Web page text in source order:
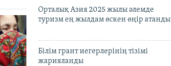
Орталық Азия 2025 жылы әлемде
туризм ең жылдам өскен өңір атанды
Білім грант иегерлерінің тізімі
жарияланды